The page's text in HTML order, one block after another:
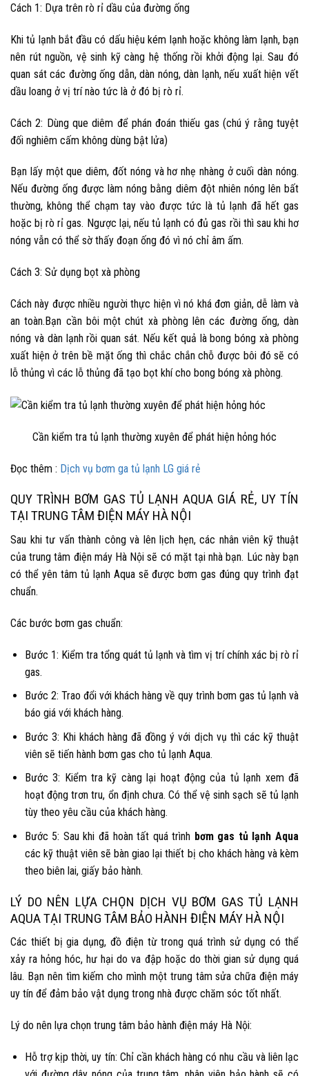
Cách 1: Dựa trên rò rỉ dầu của đường ống
Khi tủ lạnh bắt đầu có dấu hiệu kém lạnh hoặc không làm lạnh, bạn
nên rút nguồn, vệ sinh kỹ càng hệ thống rồi khởi động lại. Sau đó
quan sát các đường ống dẫn, dàn nóng, dàn lạnh, nếu xuất hiện vết
dầu loang ở vị trí nào tức là ở đó bị rò rỉ.
Cách 2: Dùng que diêm để phán đoán thiếu gas (chú ý rằng tuyệt
đối nghiêm cấm không dùng bật lửa)
Bạn lấy một que diêm, đốt nóng và hơ nhẹ nhàng ở cuối dàn nóng.
Nếu đường ống được làm nóng bằng diêm đột nhiên nóng lên bất
thường, không thể chạm tay vào được tức là tủ lạnh đã hết gas
hoặc bị rò rỉ gas. Ngược lại, nếu tủ lạnh có đủ gas rồi thì sau khi hơ
nóng vẫn có thể sờ thấy đoạn ống đó vì nó chỉ âm ấm.
Cách 3: Sử dụng bọt xà phòng
Cách này được nhiều người thực hiện vì nó khá đơn giản, dễ làm và
an toàn.Bạn cần bôi một chút xà phòng lên các đường ống, dàn
nóng và dàn lạnh rồi quan sát. Nếu kết quả là bong bóng xà phòng
xuất hiện ở trên bề mặt ống thì chắc chắn chỗ được bôi đó sẽ có
lỗ thủng vì các lỗ thủng đã tạo bọt khí cho bong bóng xà phòng.
Cần kiểm tra tủ lạnh thường xuyên để phát hiện hỏng hóc
Đọc thêm : Dịch vụ bơm ga tủ lạnh LG giá rẻ
QUY TRÌNH BƠM GAS TỦ LẠNH AQUA GIÁ RẺ, UY TÍN
TẠI TRUNG TÂM ĐIỆN MÁY HÀ NỘI
Sau khi tư vấn thành công và lên lịch hẹn, các nhân viên kỹ thuật
của trung tâm điện máy Hà Nội sẽ có mặt tại nhà bạn. Lúc này bạn
có thể yên tâm tủ lạnh Aqua sẽ được bơm gas đúng quy trình đạt
chuẩn.
Các bước bơm gas chuẩn:
Bước 1: Kiểm tra tổng quát tủ lạnh và tìm vị trí chính xác bị rò rỉ
gas.
Bước 2: Trao đổi với khách hàng về quy trình bơm gas tủ lạnh và
báo giá với khách hàng.
Bước 3: Khi khách hàng đã đồng ý với dịch vụ thì các kỹ thuật
viên sẽ tiến hành bơm gas cho tủ lạnh Aqua.
Bước 3: Kiểm tra kỹ càng lại hoạt động của tủ lạnh xem đã
hoạt động trơn tru, ổn định chưa. Có thể vệ sinh sạch sẽ tủ lạnh
tùy theo yêu cầu của khách hàng.
Bước 5: Sau khi đã hoàn tất quá trình bơm gas tủ lạnh Aqua
các kỹ thuật viên sẽ bàn giao lại thiết bị cho khách hàng và kèm
theo biên lai, giấy bảo hành.
LÝ DO NÊN LỰA CHỌN DỊCH VỤ BƠM GAS TỦ LẠNH
AQUA TẠI TRUNG TÂM BẢO HÀNH ĐIỆN MÁY HÀ NỘI
Các thiết bị gia dụng, đồ điện từ trong quá trình sử dụng có thể
xảy ra hỏng hóc, hư hại do va đập hoặc do thời gian sử dụng quá
lâu. Bạn nên tìm kiếm cho mình một trung tâm sửa chữa điện máy
uy tín để đảm bảo vật dụng trong nhà được chăm sóc tốt nhất.
Lý do nên lựa chọn trung tâm bảo hành điện máy Hà Nội:
Hỗ trợ kịp thời, uy tín: Chỉ cần khách hàng có nhu cầu và liên lạc